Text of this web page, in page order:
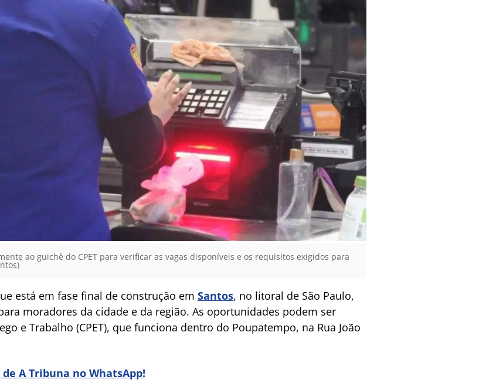
ao guichê do CPET para verificar as vagas disponíveis e os requisitos exigidos para
está em fase final de construção em Santos, no litoral de São Paulo,
moradores da cidade e da região. As oportunidades podem ser
e Trabalho (CPET), que funciona dentro do Poupatempo, na Rua João
A Tribuna no WhatsApp!